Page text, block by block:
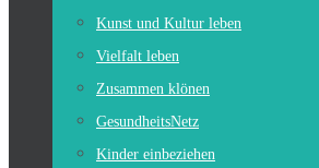
Kunst und Kultur leben
Vielfalt leben
Zusammen klönen
GesundheitsNetz
Kinder einbeziehen